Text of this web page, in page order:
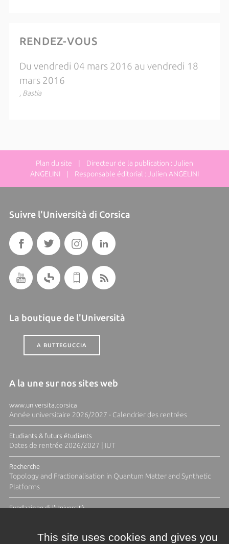
RENDEZ-VOUS
Du vendredi 04 mars 2016 au vendredi 18
mars 2016
, Bastia
Plan du site | Directeur de la publication : Julien
ANGELINI | Responsable éditorial : Julien ANGELINI
Suivre l'Università di Corsica
La boutique de l'Università
A BUTTEGUCCIA
A la une sur nos sites web
www.universita.corsica
Année universitaire 2026/2027 - Calendrier des rentrées
Etudiants & futurs étudiants
Dates de rentrée 2026/2027 | IUT
Recherche
Topology and Fractionalisation in Quantum Matter and Synthetic
Platforms
Fundazione di l'Università
This site uses cookies and gives you